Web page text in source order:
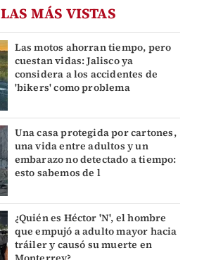
LAS MÁS VISTAS
Las motos ahorran tiempo, pero
cuestan vidas: Jalisco ya
considera a los accidentes de
'bikers' como problema
Una casa protegida por cartones,
una vida entre adultos y un
embarazo no detectado a tiempo:
esto sabemos de l
¿Quién es Héctor 'N', el hombre
que empujó a adulto mayor hacia
tráiler y causó su muerte en